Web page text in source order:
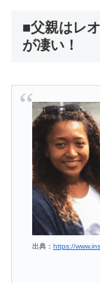
■父親はレ
が凄い！
出典： https://